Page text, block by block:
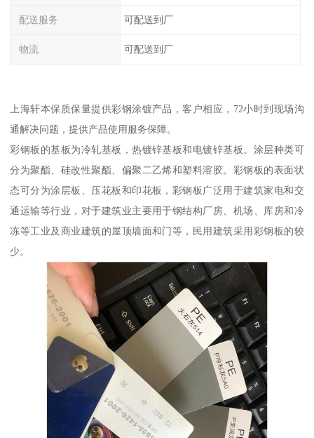
配送服务 可配送到厂
物流 可配送到厂
上海轩本保质保量提供彩钢涂镀产品，客户相应，72小时到现场沟
通解决问题，提供产品使用服务保障。
彩钢板的基板为冷轧基板，热镀锌基板和电镀锌基板。涂层种类可
分为聚酯、硅改性聚酯、偏聚二乙烯和塑料溶胶。彩钢板的表面状
态可分为涂层板、压花板和印花板，彩钢板广泛用于建筑家电和交
通运输等行业，对于建筑业主要用于钢结构厂房、机场、库房和冷
冻等工业及商业建筑的屋顶墙面和门等，民用建筑采用彩钢板的较
少。